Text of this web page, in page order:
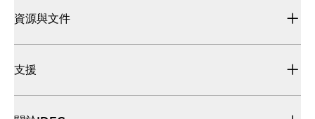
資源與文件
支援